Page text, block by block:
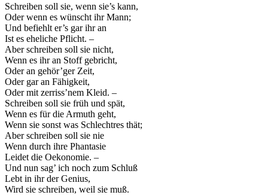
Schreiben soll sie, wenn sie’s kann,
Oder wenn es wünscht ihr Mann;
Und befiehlt er’s gar ihr an
Ist es eheliche Pflicht. –
Aber schreiben soll sie nicht,
Wenn es ihr an Stoff gebricht,
Oder an gehör’ger Zeit,
Oder gar an Fähigkeit,
Oder mit zerriss’nem Kleid. –
Schreiben soll sie früh und spät,
Wenn es für die Armuth geht,
Wenn sie sonst was Schlechtres thät;
Aber schreiben soll sie nie
Wenn durch ihre Phantasie
Leidet die Oekonomie. –
Und nun sag’ ich noch zum Schluß
Lebt in ihr der Genius,
Wird sie schreiben, weil sie muß.